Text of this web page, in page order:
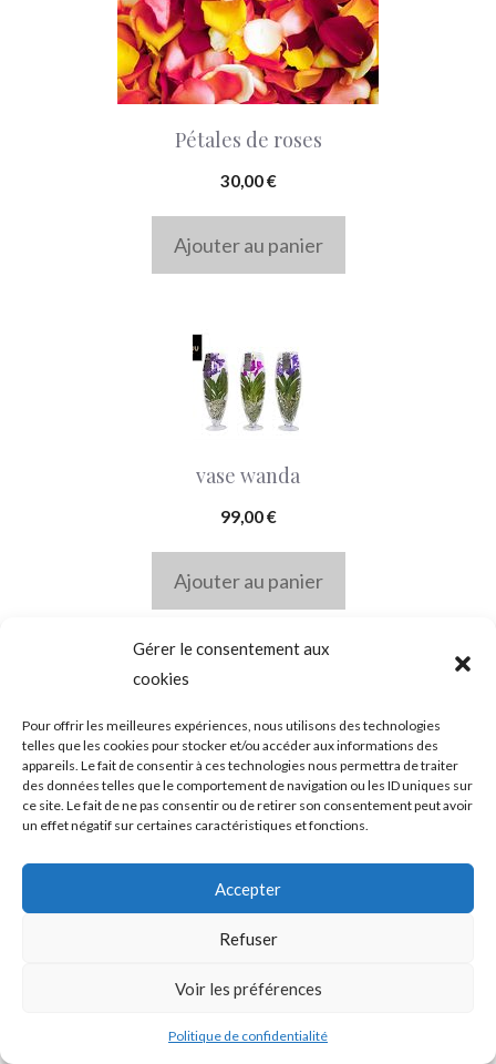
Gérer le consentement aux
cookies
Pour offrir les meilleures expériences, nous utilisons des technologies
telles que les cookies pour stocker et/ou accéder aux informations des
appareils. Le fait de consentir à ces technologies nous permettra de traiter
des données telles que le comportement de navigation ou les ID uniques sur
ce site. Le fait de ne pas consentir ou de retirer son consentement peut avoir
un effet négatif sur certaines caractéristiques et fonctions.
Accepter
Refuser
Voir les préférences
Politique de confidentialité
Pétales de roses
30,00€
Ajouter au panier
vase wanda
99,00€
Ajouter au panier
accessoires et idée cadeaux 1919
4242
produits
Composition 1212
produits
Bouquet du moment 22
produits
Carte cadeaux 33
produits
Décès
produits
rose éternelle 66
produits
produits